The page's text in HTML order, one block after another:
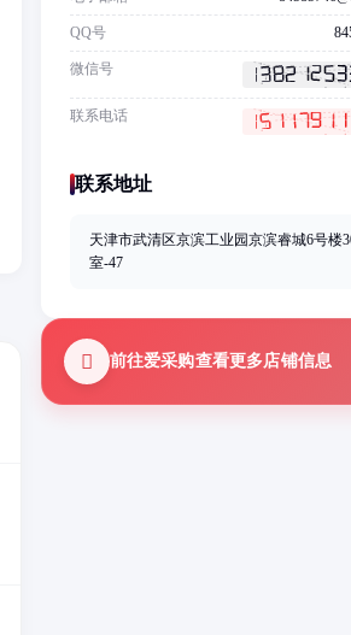
QQ号
微信号
联系电话
联系地址
天津市武清区京滨工业园京滨睿城6号楼
室-47
前往爱采购查看更多店铺信息